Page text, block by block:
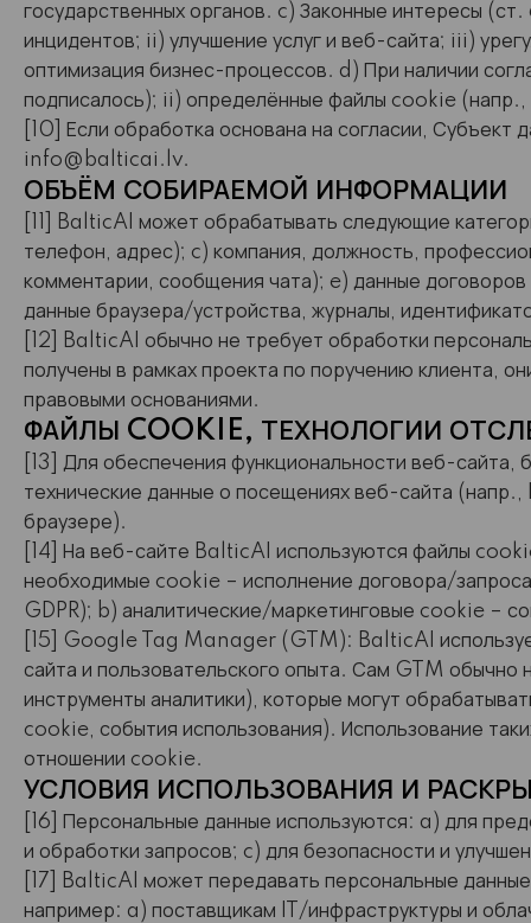
государственных органов. c) Законные интересы
инцидентов; ii) улучшение услуг и веб-сайта; iii)
оптимизация бизнес-процессов. d) При наличии
подписалось); ii) определённые файлы cookie (напр.,
[10] Если обработка основана на согласии,
info@balticai.lv.
ОБЪЁМ СОБИРАЕМОЙ ИНФОРМАЦИИ
[11] BalticAI может обрабатывать следующие
телефон, адрес); c) компания, должность,
комментарии, сообщения чата); e) данные
данные браузера/устройства, журналы,
[12] BalticAI обычно не требует обработки
получены в рамках проекта по поручению клиента,
правовыми основаниями.
ФАЙЛЫ COOKIE, ТЕХНОЛОГИИ
[13] Для обеспечения функциональности веб-
технические данные о посещениях веб-сайта
браузере).
[14] На веб-сайте BalticAI используются файлы
необходимые cookie – исполнение договора/
GDPR); b) аналитические/маркетинговые cookie –
[15] Google Tag Manager (GTM): BalticAI
сайта и пользовательского опыта. Сам GTM обычно
инструменты аналитики), которые могут
cookie, события использования). Использование
отношении cookie.
УСЛОВИЯ ИСПОЛЬЗОВАНИЯ И
[16] Персональные данные используются: a) для
и обработки запросов; c) для безопасности и
[17] BalticAI может передавать персональные
например: a) поставщикам IT/инфраструктуры и